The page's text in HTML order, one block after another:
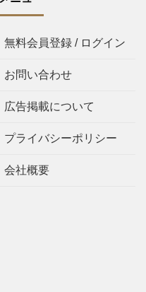
無料会員登録 / ログイン
お問い合わせ
広告掲載について
プライバシーポリシー
会社概要